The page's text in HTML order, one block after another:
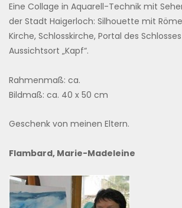
Eine Collage in Aquarell-Technik mit
der Stadt Haigerloch: Silhouette mit
Kirche, Schlosskirche, Portal des
Aussichtsort „Kapf“.
Rahmenmaß: ca.
Bildmaß: ca. 40 x 50 cm
Geschenk von meinen Eltern.
Flambard, Marie-Madeleine